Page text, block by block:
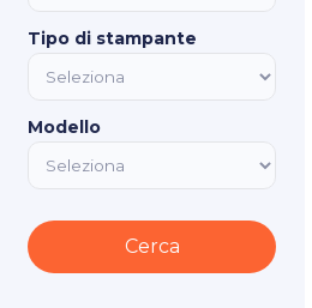
Tipo di stampante
Modello